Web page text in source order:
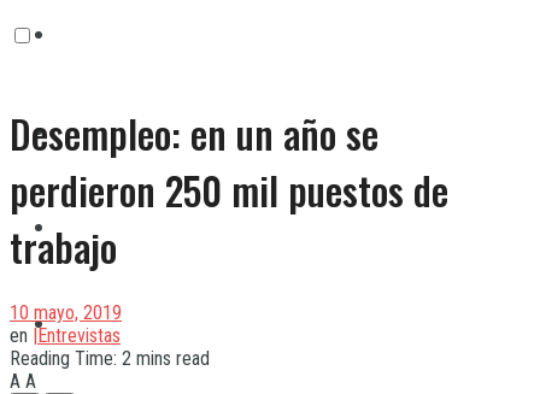
Lanús
Lomas
Quilmes
Desempleo: en un año se
perdieron 250 mil puestos de
trabajo
10 mayo, 2019
en |Entrevistas
Reading Time: 2 mins read
A A